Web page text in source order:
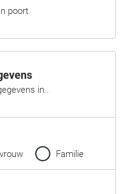
poort
in..
Familie